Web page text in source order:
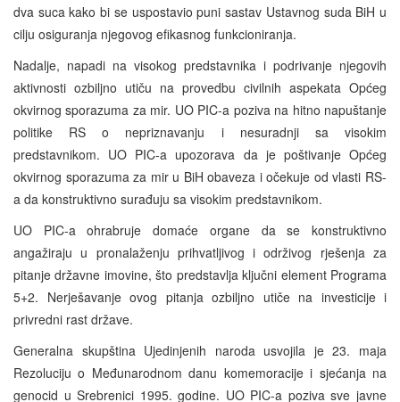
dva suca kako bi se uspostavio puni sastav Ustavnog suda BiH u
cilju osiguranja njegovog efikasnog funkcioniranja.
Nadalje, napadi na visokog predstavnika i podrivanje njegovih
aktivnosti ozbiljno utiču na provedbu civilnih aspekata Općeg
okvirnog sporazuma za mir. UO PIC-a poziva na hitno napuštanje
politike RS o nepriznavanju i nesuradnji sa visokim
predstavnikom. UO PIC-a upozorava da je poštivanje Općeg
okvirnog sporazuma za mir u BiH obaveza i očekuje od vlasti RS-
a da konstruktivno surađuju sa visokim predstavnikom.
UO PIC-a ohrabruje domaće organe da se konstruktivno
angažiraju u pronalaženju prihvatljivog i održivog rješenja za
pitanje državne imovine, što predstavlja ključni element Programa
5+2. Nerješavanje ovog pitanja ozbiljno utiče na investicije i
privredni rast države.
Generalna skupština Ujedinjenih naroda usvojila je 23. maja
Rezoluciju o Međunarodnom danu komemoracije i sjećanja na
genocid u Srebrenici 1995. godine. UO PIC-a poziva sve javne